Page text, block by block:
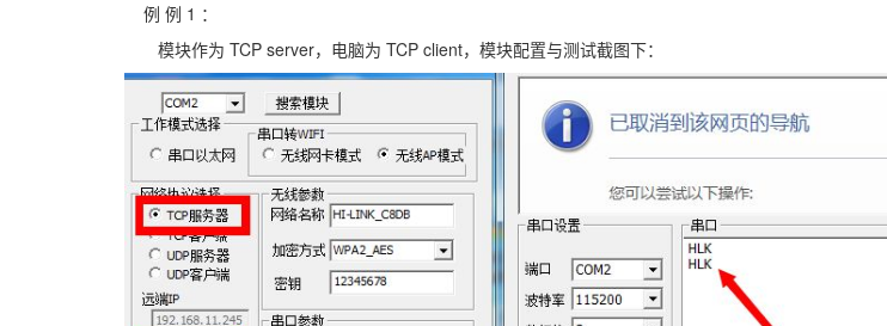
例 例 1 ：
模块作为 TCP server，电脑为 TCP client，模块配置与测试截图下：